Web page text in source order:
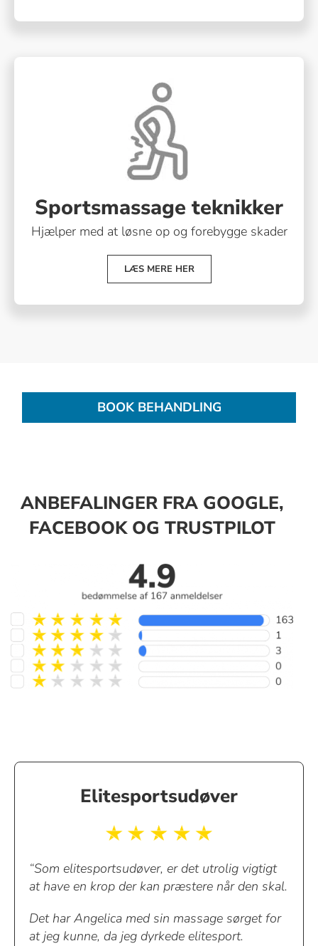
Sportsmassage teknikker
Hjælper med at løsne op og forebygge skader
LÆS MERE HER
BOOK BEHANDLING
ANBEFALINGER FRA GOOGLE,
FACEBOOK OG TRUSTPILOT
Elitesportsudøver
“Som elitesportsudøver, er det utrolig vigtigt
at have en krop der kan præstere når den skal.
Det har Angelica med sin massage sørget for
at jeg kunne, da jeg dyrkede elitesport.